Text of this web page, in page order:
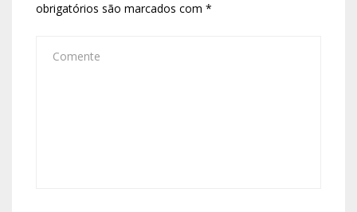
obrigatórios são marcados com *